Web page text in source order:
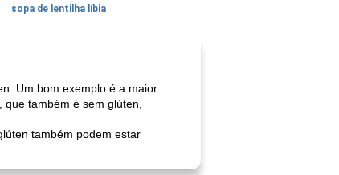
sopa de lentilha líbia
Um bom exemplo é a maior
também é sem glúten,
também podem estar